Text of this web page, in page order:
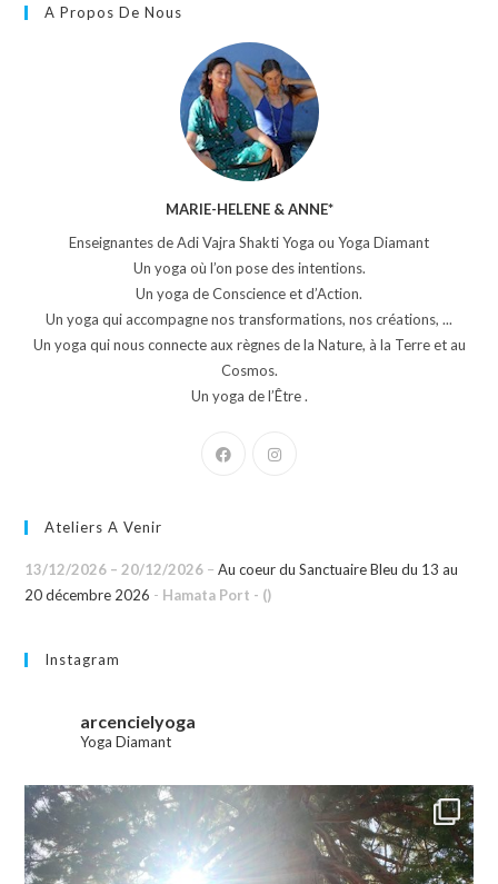
A Propos De Nous
MARIE-HELENE & ANNE*
Enseignantes de Adi Vajra Shakti Yoga ou Yoga Diamant
Un yoga où l’on pose des intentions.
Un yoga de Conscience et d’Action.
Un yoga qui accompagne nos transformations, nos créations, ...
Un yoga qui nous connecte aux règnes de la Nature, à la Terre et au
Cosmos.
Un yoga de l’Être .
Ateliers A Venir
13/12/2026 – 20/12/2026 –Au coeur du Sanctuaire Bleu du 13 au
20 décembre 2026 - Hamata Port - ()
Instagram
arcencielyoga
Yoga Diamant